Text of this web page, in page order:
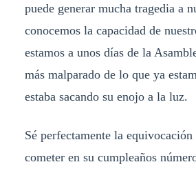
puede generar mucha tragedia a
conocemos la capacidad de
estamos a unos días de la
más malparado de lo que ya
estaba sacando su enojo a la luz.
Sé perfectamente la equivocación
cometer en su cumpleaños